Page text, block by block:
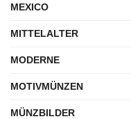
MEXICO
MITTELALTER
MODERNE
MOTIVMÜNZEN
MÜNZBILDER